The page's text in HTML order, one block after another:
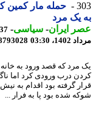
حمله مار کمین
مرد
ایران- سیاسی-
03:30
68793028
که قصد ورود به خانه را
درب ورودی کرد اما
گرفته بود اقدام به نیش
شده بود پا به فرار ...